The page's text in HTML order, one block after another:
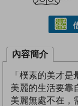
內容簡介
「樸素的美才是
美麗的生活要靠
美麗無處不在，